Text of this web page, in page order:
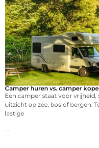
Camper huren vs. camper
Een camper staat voor
uitzicht op zee, bos of bergen.
lastige
...